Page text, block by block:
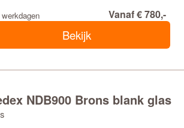
Vanaf € 780,-
Bekijk
NDB900 Brons blank glas